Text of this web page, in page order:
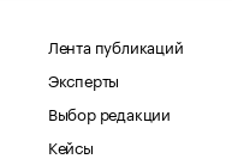
Лента публикаций
Эксперты
Выбор редакции
Кейсы